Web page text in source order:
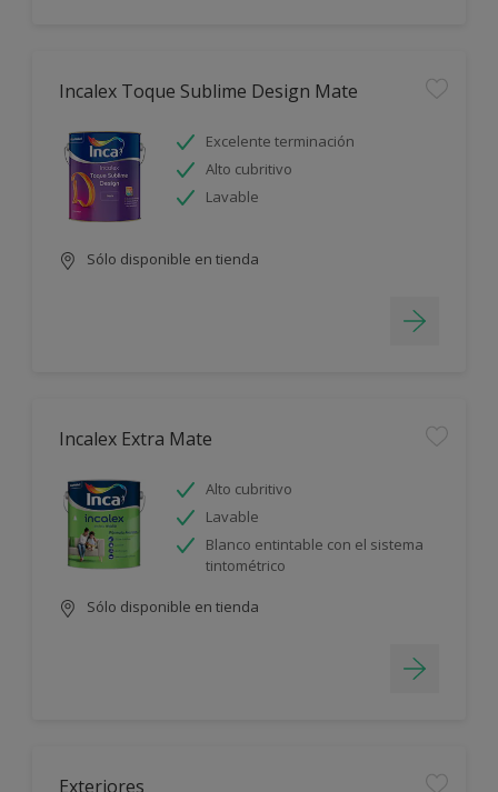
Incalex Toque Sublime Design Mate
Excelente terminación
Alto cubritivo
Lavable
Sólo disponible en tienda
Incalex Extra Mate
Alto cubritivo
Lavable
Blanco entintable con el sistema
tintométrico
Sólo disponible en tienda
Exteriores